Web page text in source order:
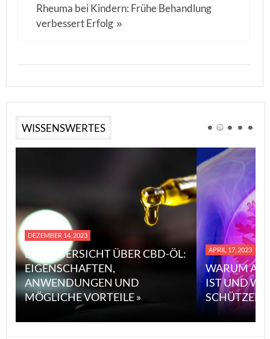
Rheuma bei Kindern: Frühe Behandlung
verbessert Erfolg »
WISSENSWERTES
DEZEMBER 14, 2023
EINE ÜBERSICHT ÜBER CBD-ÖL:
EIGENSCHAFTEN,
ANWENDUNGEN UND
MÖGLICHE VORTEILE »
APRIL 17, 2023
WARUM
IST UND
SCHÜTZEN